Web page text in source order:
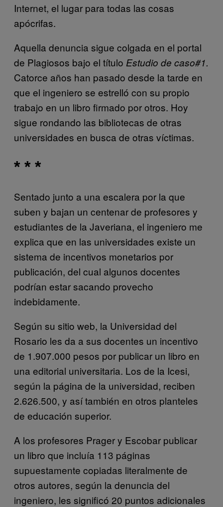
Internet, el lugar para todas las cosas
apócrifas.
Aquella denuncia sigue colgada en el portal
de Plagiosos bajo el título Estudio de caso#1.
Catorce años han pasado desde la tarde en
que el ingeniero se estrelló con su propio
trabajo en un libro firmado por otros. Hoy
sigue rondando las bibliotecas de otras
universidades en busca de otras víctimas.
* * *
Sentado junto a una escalera por la que
suben y bajan un centenar de profesores y
estudiantes de la Javeriana, el ingeniero me
explica que en las universidades existe un
sistema de incentivos monetarios por
publicación, del cual algunos docentes
podrían estar sacando provecho
indebidamente.
Según su sitio web, la Universidad del
Rosario les da a sus docentes un incentivo
de 1.907.000 pesos por publicar un libro en
una editorial universitaria. Los de la Icesi,
según la página de la universidad, reciben
2.626.500, y así también en otros planteles
de educación superior.
A los profesores Prager y Escobar publicar
un libro que incluía 113 páginas
supuestamente copiadas literalmente de
otros autores, según la denuncia del
ingeniero, les significó 20 puntos adicionales